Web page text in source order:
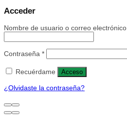
Acceder
Nombre de usuario o correo electrónico
Contraseña *
Recuérdame Acceso
¿Olvidaste la contraseña?